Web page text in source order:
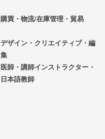
購買・物流/在庫管理・貿易
デザイン・クリエイティブ・編
集
医師・講師インストラクター・
日本語教師